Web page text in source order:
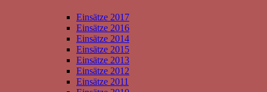
Einsätze 2017
Einsätze 2016
Einsätze 2014
Einsätze 2015
Einsätze 2013
Einsätze 2012
Einsätze 2011